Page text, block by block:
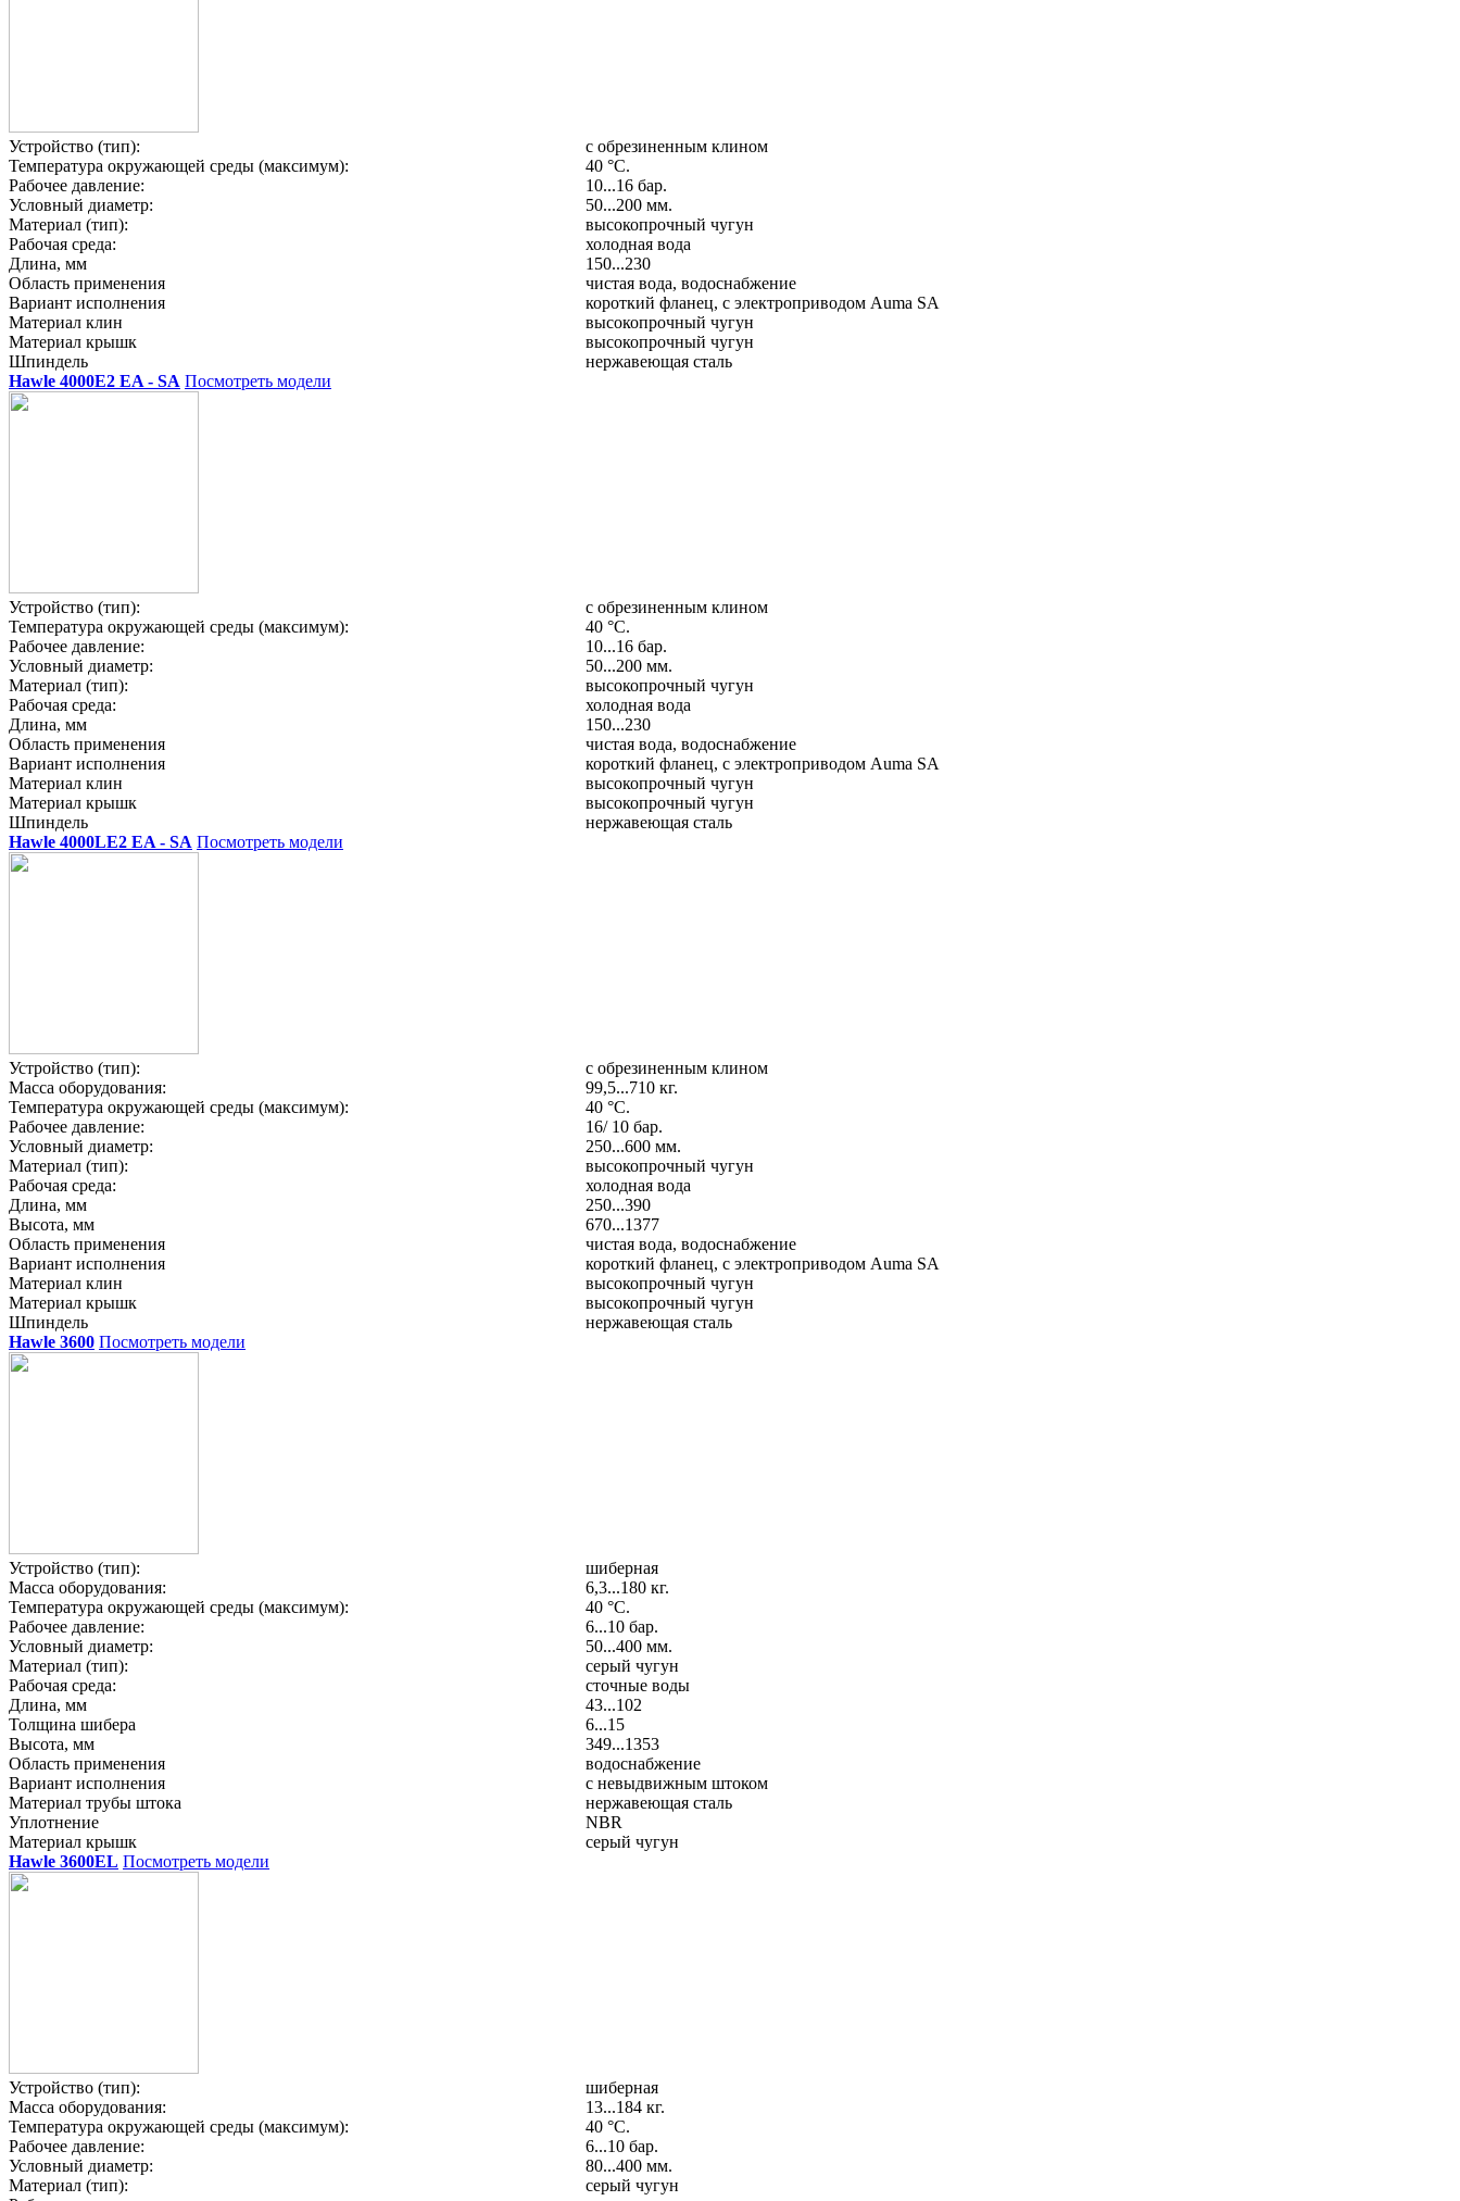
Устройство (тип):
с обрезиненным клином
Температура окружающей среды (максимум):
40 °C.
Рабочее давление:
10...16 бар.
Условный диаметр:
50...200 мм.
Материал (тип):
высокопрочный чугун
Рабочая среда:
холодная вода
Длина, мм
150...230
Область применения
чистая вода, водоснабжение
Вариант исполнения
короткий фланец, с электроприводом Auma SA
Материал клин
высокопрочный чугун
Материал крышк
высокопрочный чугун
Шпиндель
нержавеющая сталь
Hawle 4000Е2 EA - SA Посмотреть модели
Устройство (тип):
с обрезиненным клином
Температура окружающей среды (максимум):
40 °C.
Рабочее давление:
10...16 бар.
Условный диаметр:
50...200 мм.
Материал (тип):
высокопрочный чугун
Рабочая среда:
холодная вода
Длина, мм
150...230
Область применения
чистая вода, водоснабжение
Вариант исполнения
короткий фланец, с электроприводом Auma SA
Материал клин
высокопрочный чугун
Материал крышк
высокопрочный чугун
Шпиндель
нержавеющая сталь
Hawle 4000LE2 EA - SA Посмотреть модели
Устройство (тип):
с обрезиненным клином
Масса оборудования:
99,5...710 кг.
Температура окружающей среды (максимум):
40 °C.
Рабочее давление:
16/ 10 бар.
Условный диаметр:
250...600 мм.
Материал (тип):
высокопрочный чугун
Рабочая среда:
холодная вода
Длина, мм
250...390
Высота, мм
670...1377
Область применения
чистая вода, водоснабжение
Вариант исполнения
короткий фланец, с электроприводом Auma SA
Материал клин
высокопрочный чугун
Материал крышк
высокопрочный чугун
Шпиндель
нержавеющая сталь
Hawle 3600 Посмотреть модели
Устройство (тип):
шиберная
Масса оборудования:
6,3...180 кг.
Температура окружающей среды (максимум):
40 °C.
Рабочее давление:
6...10 бар.
Условный диаметр:
50...400 мм.
Материал (тип):
серый чугун
Рабочая среда:
сточные воды
Длина, мм
43...102
Толщина шибера
6...15
Высота, мм
349...1353
Область применения
водоснабжение
Вариант исполнения
с невыдвижным штоком
Материал трубы штока
нержавеющая сталь
Уплотнение
NBR
Материал крышк
серый чугун
Hawle 3600EL Посмотреть модели
Устройство (тип):
шиберная
Масса оборудования:
13...184 кг.
Температура окружающей среды (максимум):
40 °C.
Рабочее давление:
6...10 бар.
Условный диаметр:
80...400 мм.
Материал (тип):
серый чугун